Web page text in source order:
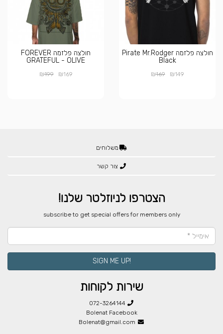
חולצה פלזמה Pirate Mr.Rodger
Black
₪149
₪169
חולצה פלזמה FOREVER
GRATEFUL - OLIVE
₪169
₪199
משלוחים
צור קשר
הצטרפו לניוזלטר שלנו!
​subscribe to get special offers for members only
!SIGN ME UP
שירות לקוחות
072-3264144
Bolenat Facebook
Bolenat@gmail.com